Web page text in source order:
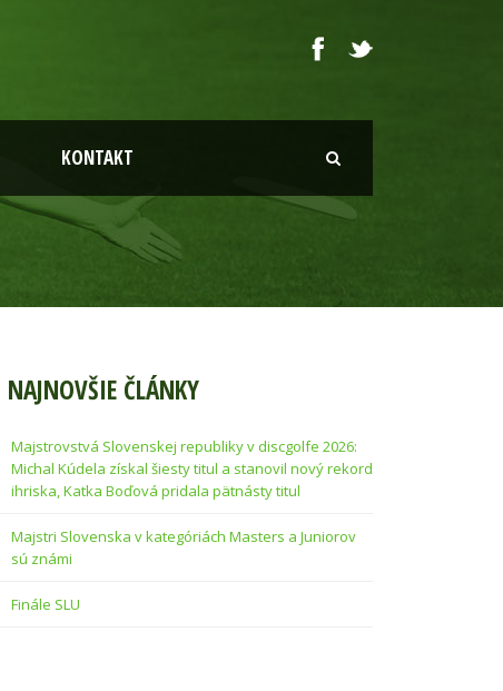
KONTAKT
NAJNOVŠIE ČLÁNKY
Majstrovstvá Slovenskej republiky v discgolfe 2026:
Michal Kúdela získal šiesty titul a stanovil nový rekord
ihriska, Katka Boďová pridala pätnásty titul
Majstri Slovenska v kategóriách Masters a Juniorov
sú známi
Finále SLU